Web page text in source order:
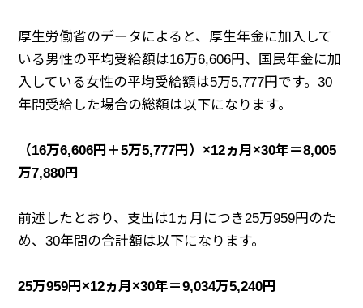
厚生労働省のデータによると、厚生年金に加入して
いる男性の平均受給額は16万6,606円、国民年金に加
入している女性の平均受給額は5万5,777円です。30
年間受給した場合の総額は以下になります。
（16万6,606円＋5万5,777円）×12ヵ月×30年＝8,005
万7,880円
前述したとおり、支出は1ヵ月につき25万959円のた
め、30年間の合計額は以下になります。
25万959円×12ヵ月×30年＝9,034万5,240円